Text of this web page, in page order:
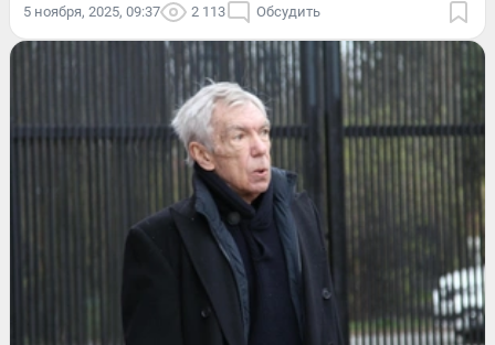
5 ноября, 2025, 09:37 2 113 Обсудить